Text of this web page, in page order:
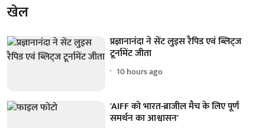
खेल
प्रज्ञानानंदा ने सेंट लुइस रैपिड एवं ब्लिट्ज
टूर्नामेंट जीता
10 hours ago
'AIFF को भारत-ब्राजील मैच के लिए पूर्ण
समर्थन का आश्वासन'